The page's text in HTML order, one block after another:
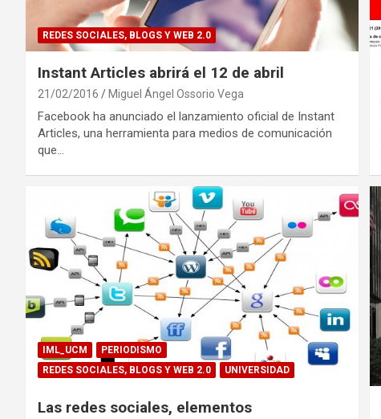
REDES SOCIALES, BLOGS Y WEB 2.0
Instant Articles abrirá el 12 de abril
21/02/2016 Miguel Ángel Ossorio Vega
Facebook ha anunciado el lanzamiento oficial de Instant
Articles, una herramienta para medios de comunicación
que…
IML_UCM
PERIODISMO
REDES SOCIALES, BLOGS Y WEB 2.0
UNIVERSIDAD
Las redes sociales, elementos